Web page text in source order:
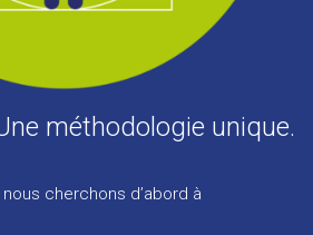
méthodologie unique.
cherchons d’abord à